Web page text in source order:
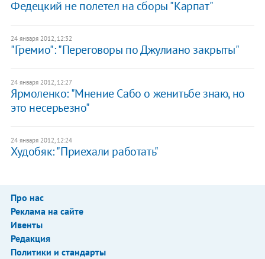
Федецкий не полетел на сборы "Карпат"
24 января 2012, 12:32
"Гремио": "Переговоры по Джулиано закрыты"
24 января 2012, 12:27
Ярмоленко: "Мнение Сабо о женитьбе знаю, но
это несерьезно"
24 января 2012, 12:24
Худобяк: "Приехали работать"
Про нас
Реклама на сайте
Ивенты
Редакция
Политики и стандарты